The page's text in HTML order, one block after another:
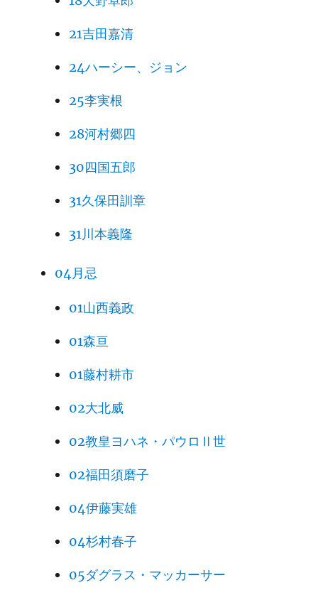
21吉田嘉清
24ハーシー、ジョン
25李実根
28河村郷四
30四国五郎
31久保田訓章
31川本義隆
04月忌
01山西義政
01森亘
01藤村耕市
02大北威
02教皇ヨハネ・パウロⅡ世
02福田須磨子
04伊藤実雄
04杉村春子
05ダグラス・マッカーサー